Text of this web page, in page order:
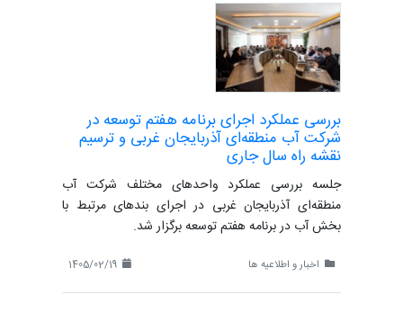
بررسی عملکرد اجرای برنامه هفتم توسعه در
شرکت آب منطقه‌ای آذربایجان غربی و ترسیم
نقشه راه سال جاری
جلسه بررسی عملکرد واحدهای مختلف شرکت آب
منطقه‌ای آذربایجان غربی در اجرای بندهای مرتبط با
بخش آب در برنامه هفتم توسعه برگزار شد.
اخبار و اطلاعیه ها